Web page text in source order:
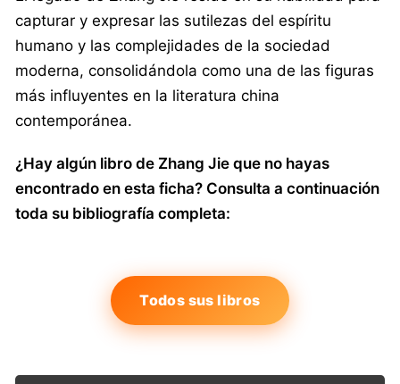
capturar y expresar las sutilezas del espíritu
humano y las complejidades de la sociedad
moderna, consolidándola como una de las figuras
más influyentes en la literatura china
contemporánea.
¿Hay algún libro de Zhang Jie que no hayas
encontrado en esta ficha? Consulta a continuación
toda su bibliografía completa:
Todos sus libros